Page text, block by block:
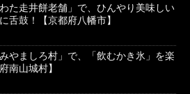
た走井餅老舗」で、ひんやり美味しい
舌鼓！【京都府八幡市】
やましろ村」で、「飲むかき氷」を楽
南山城村】